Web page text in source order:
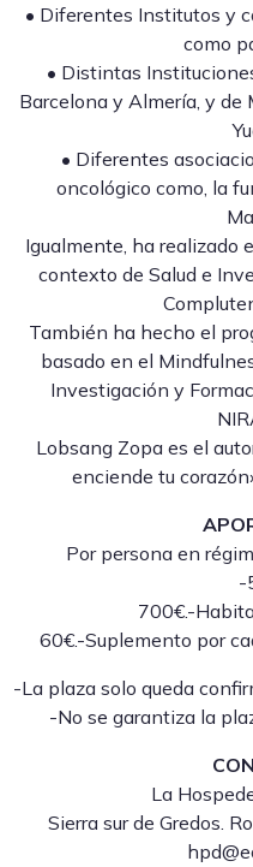
• Diferentes Institutos y
como
• Distintas
Barcelona y Almería, y de
• Diferentes
oncológico como, la
Igualmente, ha realizado
contexto de Salud e
También ha hecho el
basado en el
Investigación y
Lobsang Zopa es el
enciende tu
Por persona en
-
700€.-
60€.-Suplemento por
-La plaza solo queda
-No se garantiza la
La
Sierra sur de Gredos.